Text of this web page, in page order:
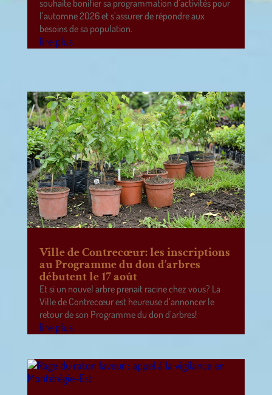
souhaite bonifier sa programmation d’activités pour
l’automne 2026 et s’assurer de répondre aux
besoins de sa population.
lire plus
Ville de Contrecœur: les inscriptions
au Programme du don d’arbres
débutent le 17 août
Et si un nouvel arbre prenait racine chez vous? La
Ville de Contrecœur est heureuse d’annoncer le
retour de son Programme du don d’arbres!
lire plus